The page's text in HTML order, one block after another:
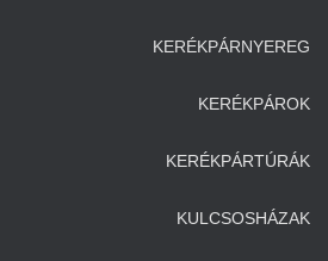
KERÉKPÁRNYEREG
KERÉKPÁROK
KERÉKPÁRTÚRÁK
KULCSOSHÁZAK